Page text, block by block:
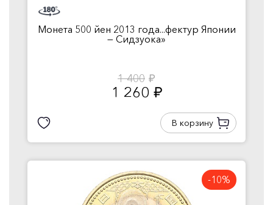
Монета 500 йен 2013 года...фектур Японии
— Сидзуока»
1 400 руб.
1 260 руб.
В корзину
-10%